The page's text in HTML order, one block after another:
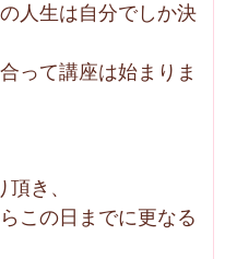
人生は自分でしか決
って講座は始まりま
き、
この日までに更なる